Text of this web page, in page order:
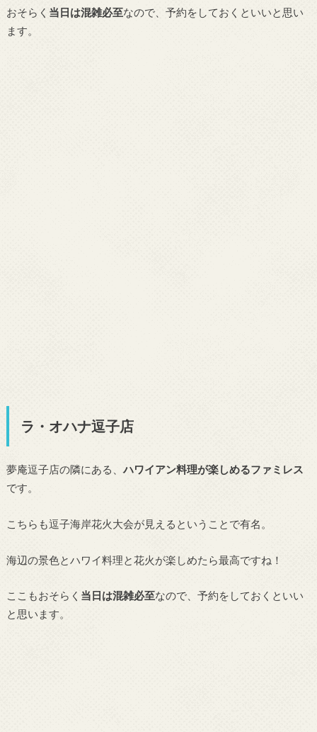
おそらく 当日は混雑必至なので、予約をしておくといいと思い
ます。
ラ・オハナ逗子店
夢庵逗子店の隣にある、ハワイアン料理が楽しめるファミレス
です。
こちらも逗子海岸花火大会が見えるということで有名。
海辺の景色とハワイ料理と花火が楽しめたら最高ですね！
ここもおそらく 当日は混雑必至なので、予約をしておくといい
と思います。